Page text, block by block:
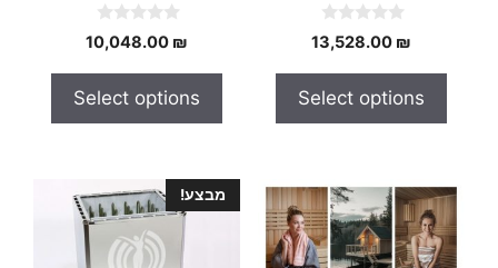
o
o
5
13,528.00 ₪
Select options
o
o
5
10,048.00 ₪
Select options
מבצע!